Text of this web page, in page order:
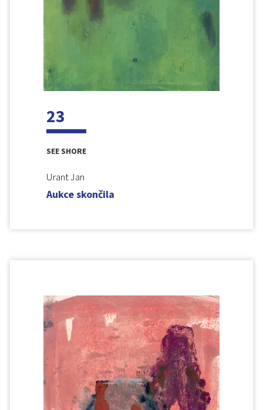
23
SEE SHORE
Urant Jan
Aukce skončila